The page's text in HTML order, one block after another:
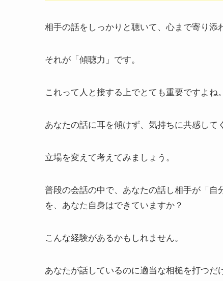
相手の話をしっかりと聴いて、心まで寄り添
それが「傾聴力」です。
これって人と接する上でとても重要ですよね。
あなたの話に耳を傾けず、気持ちに共感して
立場を変えて考えてみましょう。
普段の会話の中で、あなたの話し相手が「
を、あなた自身はできていますか？
こんな経験があるかもしれません。
あなたが話しているのに適当な相槌を打つだ